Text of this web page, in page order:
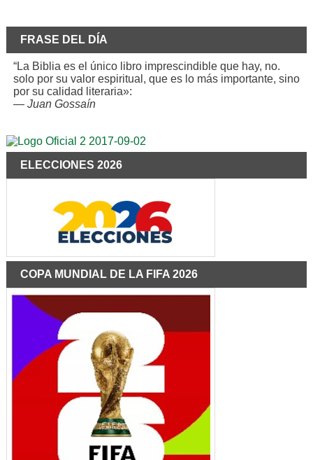
FRASE DEL DÍA
“La Biblia es el único libro imprescindible que hay, no.
solo por su valor espiritual, que es lo más importante, sino
por su calidad literaria»:
— Juan Gossaín
ELECCIONES 2026
COPA MUNDIAL DE LA FIFA 2026